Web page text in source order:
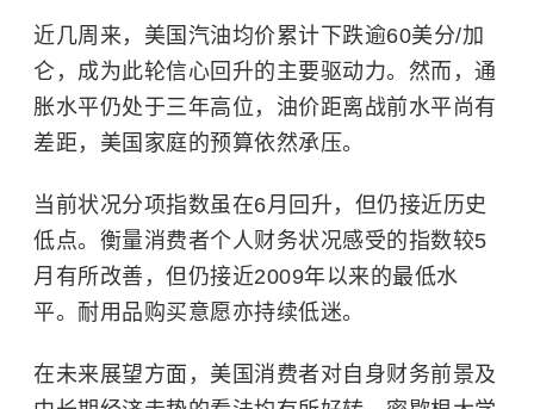
近几周来，美国汽油均价累计下跌逾60美分/加
仑，成为此轮信心回升的主要驱动力。然而，通
胀水平仍处于三年高位，油价距离战前水平尚有
差距，美国家庭的预算依然承压。
当前状况分项指数虽在6月回升，但仍接近历史
低点。衡量消费者个人财务状况感受的指数较5
月有所改善，但仍接近2009年以来的最低水
平。耐用品购买意愿亦持续低迷。
在未来展望方面，美国消费者对自身财务前景及